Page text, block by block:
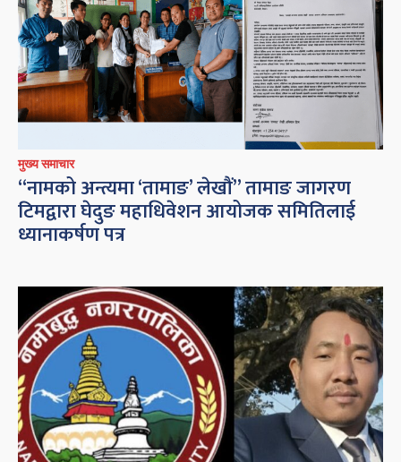
मुख्य समाचार
“नामको अन्त्यमा ‘तामाङ’ लेखौं” तामाङ जागरण
टिमद्वारा घेदुङ महाधिवेशन आयोजक समितिलाई
ध्यानाकर्षण पत्र